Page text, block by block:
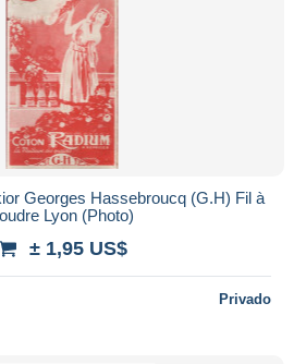
Georges Hassebroucq (G.H) Fil à
Lyon (Photo)
± 1,95 US$
Privado